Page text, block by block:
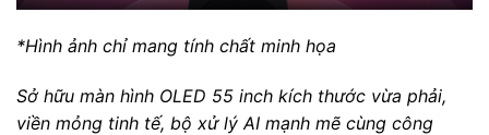
*Hình ảnh chỉ mang tính chất minh họa
Sở hữu màn hình OLED 55 inch kích thước vừa phải,
viền mỏng tinh tế, bộ xử lý AI mạnh mẽ cùng công